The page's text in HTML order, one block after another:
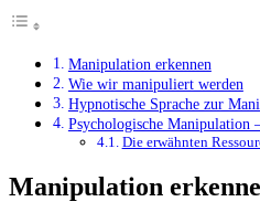
Manipulation erkennen
Wie wir manipuliert werden
Hypnotische Sprache zur
Psychologische Manipulation
Die erwähnten
Manipulation